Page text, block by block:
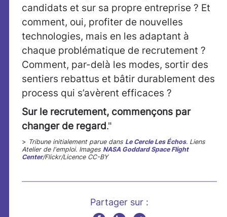
candidats et sur sa propre entreprise ? Et
comment, oui, profiter de nouvelles
technologies, mais en les adaptant à
chaque problématique de recrutement ?
Comment, par-delà les modes, sortir des
sentiers rebattus et bâtir durablement des
process qui s’avèrent efficaces ?
Sur le recrutement, commençons par
changer de regard."
> Tribune initialement parue dans Le Cercle Les Échos. Liens
Atelier de l'emploi. Images NASA Goddard Space Flight
Center/Flickr/Licence CC-BY
Partager sur :